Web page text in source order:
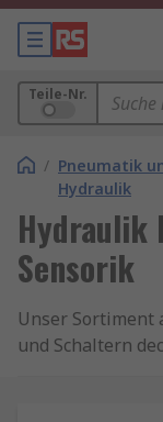
Teile-Nr.
/ Pneumatik
Hydraulik
Hydraulik
Sensorik
Unser Sortiment
und Schaltern